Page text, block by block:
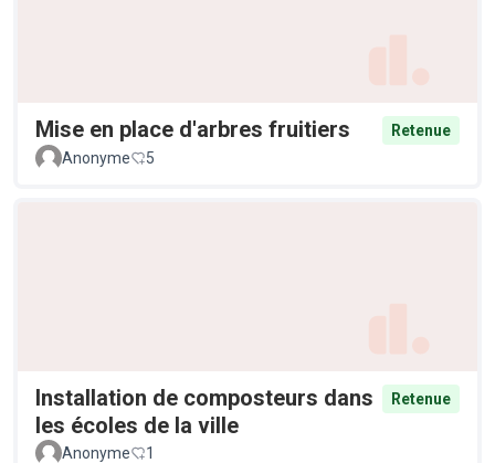
Mise en place d'arbres fruitiers
Retenue
Anonyme
5
Installation de composteurs dans
les écoles de la ville
Retenue
Anonyme 1